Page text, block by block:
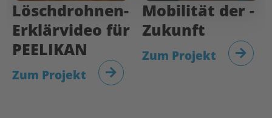
Löschdrohnen-
Erklärvideo für
PEELIKAN
Zum Projekt
Mobilität­ der­ ­
Zukunft
Zum Projekt